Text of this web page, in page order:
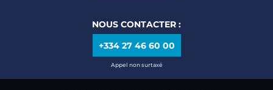
NOUS CONTACTER :
+334 27 46 60 00
Appel non surtaxé